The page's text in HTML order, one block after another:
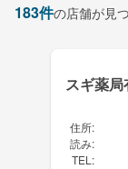
183件の店舗が見
スギ薬
住所:
読み:
TEL :